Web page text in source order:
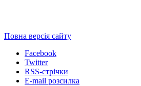
Повна версія сайту
Facebook
Twitter
RSS-стрічки
E-mail розсилка